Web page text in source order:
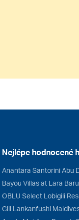
Nejlépe hodnocené
OBLU Select Lobigili